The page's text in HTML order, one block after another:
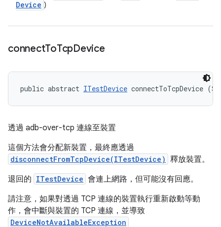
Device )
connectToTcpDevice
public abstract ITestDevice connectToTcpDevice
透過 adb-over-tcp 連線至裝置
這個方法會分配新裝置，最終應透過
disconnectFromTcpDevice(ITestDevice) 釋放裝置。
退回的 ITestDevice 會連上網路，但可能沒有回應。
請注意，如果對透過 TCP 連線的裝置執行重新啟動等動
作，會中斷與裝置的 TCP 連線，並導致
DeviceNotAvailableException